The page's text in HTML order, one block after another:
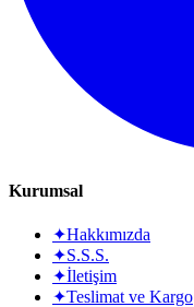
Kurumsal
✦Hakkımızda
✦S.S.S.
✦İletişim
✦Teslimat ve Kargo